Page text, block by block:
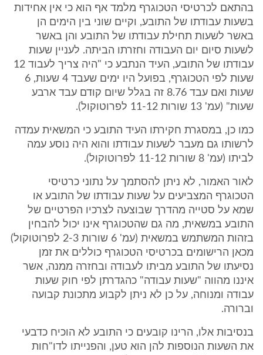
בהתאם לכרטיסי הטכוגרף מלמד אף הוא כי אין אחידות
בשעות עבודתו של התובע, וקיים שוני בין הימים הן
באשר לשעות תחילת עבודתו של התובע והן באשר
לשעות סיום יום העבודה וחזרתו הביתה. לעניין שעות
עבודתו של התובע, העיד הנתבע כי "היה צריך לעבוד 12
שעות לפי הטכוגרף, בפועל היו ימים שעבד 4 שעות, 6
שעות ואם עבד 8.76 זה בגלל שיום קודם עבד ארבע
שעות" (עמ' 13 שורות 11-12 לפרוטוקול).
כמו כן, במסגרת חקירתו העיד התובע כי המשאית עמדה
לרשותו גם מעבר לשעות עבודתו והוא היה נוסע עמה
לביתו (עמ' 8 שורות 11-12 לפרוטוקול).
לאור האמור, לא ניתן להסתמך על נתוני כרטיסי
הטכוגרף המצביעים על שעות עבודתו של התובע או
שמא על סטייה מהדרך שבוצעה לצרכיו הפרטיים של
התובע במשאית, מה גם שהטכוגרף אינו יכול להבחין
בזהות המשתמש במשאית (עמ' 6 שורות 2-3 לפרוטוקול)
מכאן הרישומים בכרטיסי הטכוגרף כוללים את זמן
נסיעתו של התובע מביתו לעבודה ובחזרה ממנה, אשר
איננו מהווה "שעות עבודה" כהגדרתן לפי חוק שעות
עבודה ומנוחה, על כן לא ניתן לקבוע מתכונת קבועה
וברורה.
בנסיבות אלו, הרינו קובעים כי התובע לא הוכיח כדבעי
את השעות הנוספות להן הוא טען, והפנייתו לדו"חות